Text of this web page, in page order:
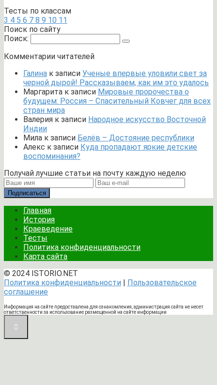
Тесты по классам
3 4 5 6 7 8 9 10 11
Поиск по сайту
Поиск:
Комментарии читателей
Галина к записи Ученые впервые уловили свет за
черной дырой! Рассказываем, как им это удалось
Маргарита к записи Мировые пророчества о
будущем: Россия – Спасительный Ковчег для всех
стран мира
Валерия к записи Народное искусство Восточной
Индии
Мила к записи Белёв – Достояние республики
Алекс к записи Куда пропадают яркие детские
воспоминания?
Получай лучшие статьи на почту каждую неделю
Подписаться
Главная
История
Краеведение
Тесты
Политика конфиденциальности
Карта сайта
© 2024 ISTORIO.NET
Политика конфиденциальности | Пользовательское
соглашение
Информация на сайте предоставлена для ознакомления, администрация сайта не несет
ответственности за использование размещенной на сайте информации